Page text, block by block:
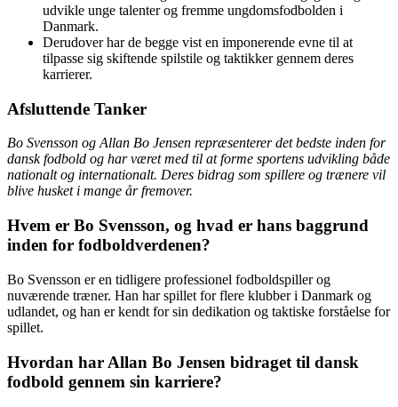
udvikle unge talenter og fremme ungdomsfodbolden i
Danmark.
Derudover har de begge vist en imponerende evne til at
tilpasse sig skiftende spilstile og taktikker gennem deres
karrierer.
Afsluttende Tanker
Bo Svensson og Allan Bo Jensen repræsenterer det bedste inden for
dansk fodbold og har været med til at forme sportens udvikling både
nationalt og internationalt. Deres bidrag som spillere og trænere vil
blive husket i mange år fremover.
Hvem er Bo Svensson, og hvad er hans baggrund
inden for fodboldverdenen?
Bo Svensson er en tidligere professionel fodboldspiller og
nuværende træner. Han har spillet for flere klubber i Danmark og
udlandet, og han er kendt for sin dedikation og taktiske forståelse for
spillet.
Hvordan har Allan Bo Jensen bidraget til dansk
fodbold gennem sin karriere?